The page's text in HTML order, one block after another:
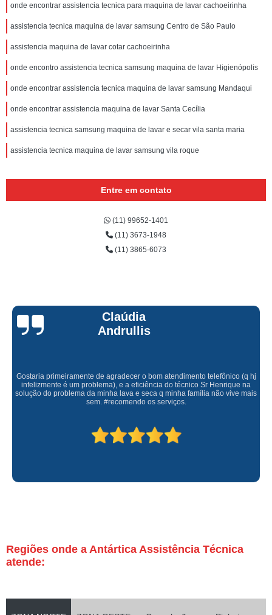
onde encontrar assistencia tecnica para maquina de lavar cachoeirinha
assistencia tecnica maquina de lavar samsung Centro de São Paulo
assistencia maquina de lavar cotar cachoeirinha
onde encontro assistencia tecnica samsung maquina de lavar Higienópolis
onde encontrar assistencia tecnica maquina de lavar samsung Mandaqui
onde encontrar assistencia maquina de lavar Santa Cecília
assistencia tecnica samsung maquina de lavar e secar vila santa maria
assistencia tecnica maquina de lavar samsung vila roque
Entre em contato
(11) 99652-1401
(11) 3673-1948
(11) 3865-6073
Claúdia
Andrullis
Gostaria primeiramente de agradecer o bom atendimento telefônico (q hj
infelizmente é um problema), e a eficiência do técnico Sr Henrique na
solução do problema da minha lava e seca q minha família não vive mais
sem. #recomendo os serviços.
Regiões onde a Antártica Assistência Técnica
atende: